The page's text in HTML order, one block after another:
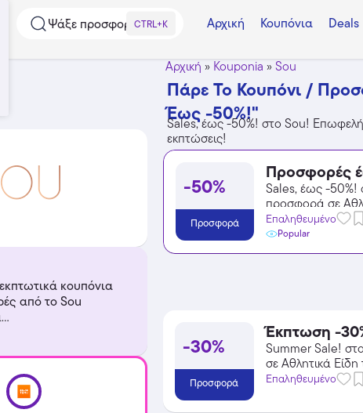
Ψάξε προσφορές...CTRL+K Αρχική Κουπόνια Deals
κουπόνια
από το Sou
Αρχική » Kouponia »Sou
Πάρε Το Κουπόνι /
Έως -50%!"
Sales, έως -50%! στο Sou!
εκπτώσεις!
-50%
Προσφορά
Προσφορές
Sales, έως -
προσφορά σε
εκπτώσεις!
Επαληθευμένο
Popular
-30%
Προσφορά
Έκπτωση -
Summer Sale!
σε Αθλητικά Είδη
Επαληθευμένο